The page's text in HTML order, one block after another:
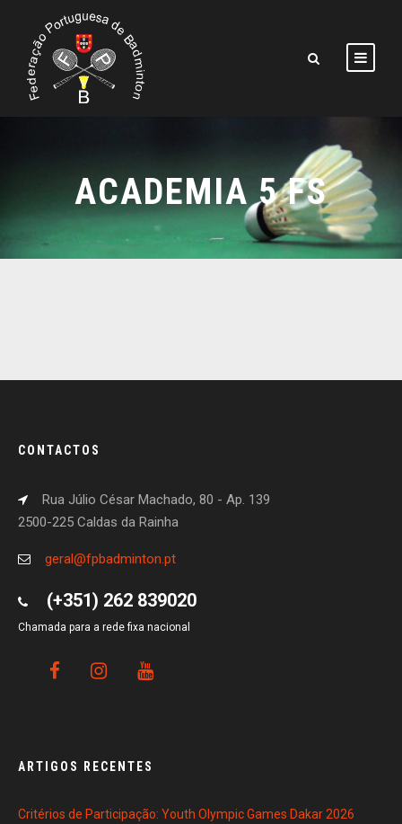
ACADEMIA 5 FS
CONTACTOS
Rua Júlio César Machado, 80 - Ap. 139
2500-225 Caldas da Rainha
geral@fpbadminton.pt
(+351) 262 839020
Chamada para a rede fixa nacional
ARTIGOS RECENTES
Critérios de Participação: Youth Olympic Games Dakar 2026